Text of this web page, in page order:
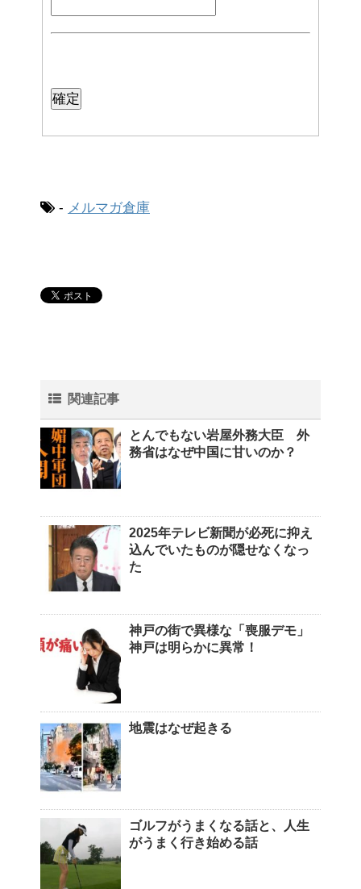
- メルマガ倉庫
関連記事
とんでもない岩屋外務大臣 外
務省はなぜ中国に甘いのか？
2025年テレビ新聞が必死に抑え
込んでいたものが隠せなくなっ
た
神戸の街で異様な「喪服デモ」
神戸は明らかに異常！
地震はなぜ起きる
ゴルフがうまくなる話と、人生
がうまく行き始める話